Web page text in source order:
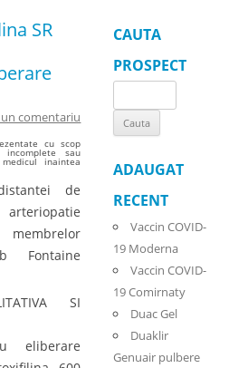
SR
comentariu
cu scop
sau
inaintea
de
Fontaine
SI
eliberare
CAUTA
PROSPECT
for:
ADAUGAT
RECENT
Vaccin COVID-
19 Moderna
Vaccin COVID-
19 Comirnaty
Duac Gel
Duaklir
Genuair pulbere